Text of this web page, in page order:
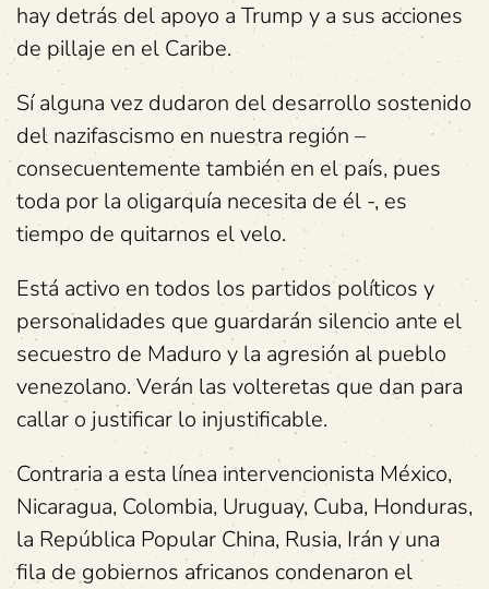
hay detrás del apoyo a Trump y a sus acciones
de pillaje en el Caribe.
Sí alguna vez dudaron del desarrollo sostenido
del nazifascismo en nuestra región –
consecuentemente también en el país, pues
toda por la oligarquía necesita de él -, es
tiempo de quitarnos el velo.
Está activo en todos los partidos políticos y
personalidades que guardarán silencio ante el
secuestro de Maduro y la agresión al pueblo
venezolano. Verán las volteretas que dan para
callar o justificar lo injustificable.
Contraria a esta línea intervencionista México,
Nicaragua, Colombia, Uruguay, Cuba, Honduras,
la República Popular China, Rusia, Irán y una
fila de gobiernos africanos condenaron el